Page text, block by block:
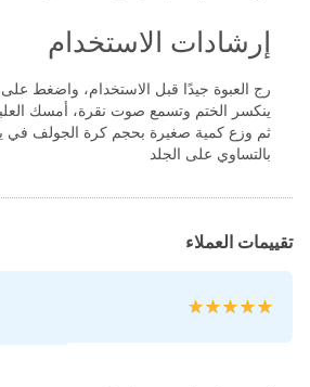
إرشادات الاستخدام
رج العبوة جيدًا قبل الاستخدام، واضغط
ينكسر الختم وتسمع صوت نقرة، أمسك
ثم وزع كمية صغيرة بحجم كرة الجولف في
بالتساوي على الجلد
تقييمات العملاء
تقييم: